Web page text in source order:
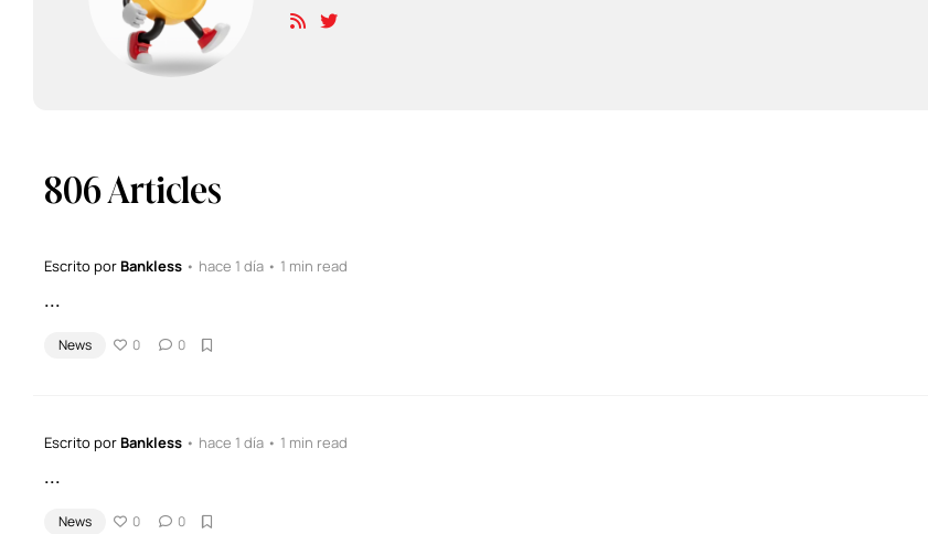
806 Articles
Escrito porBankless • hace 1 día • 1 min read
...
News 0 0
Escrito porBankless • hace 1 día • 1 min read
...
News 0 0